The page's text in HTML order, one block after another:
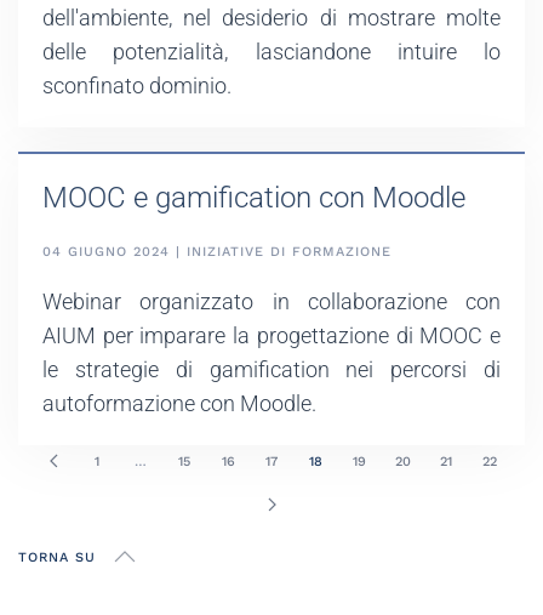
dell'ambiente, nel desiderio di mostrare molte
delle potenzialità, lasciandone intuire lo
sconfinato dominio.
MOOC e gamification con Moodle
04 GIUGNO 2024 | INIZIATIVE DI FORMAZIONE
Webinar organizzato in collaborazione con
AIUM per imparare la progettazione di MOOC e
le strategie di gamification nei percorsi di
autoformazione con Moodle.
1 … 15 16 17 18 19 20 21 22
TORNA SU